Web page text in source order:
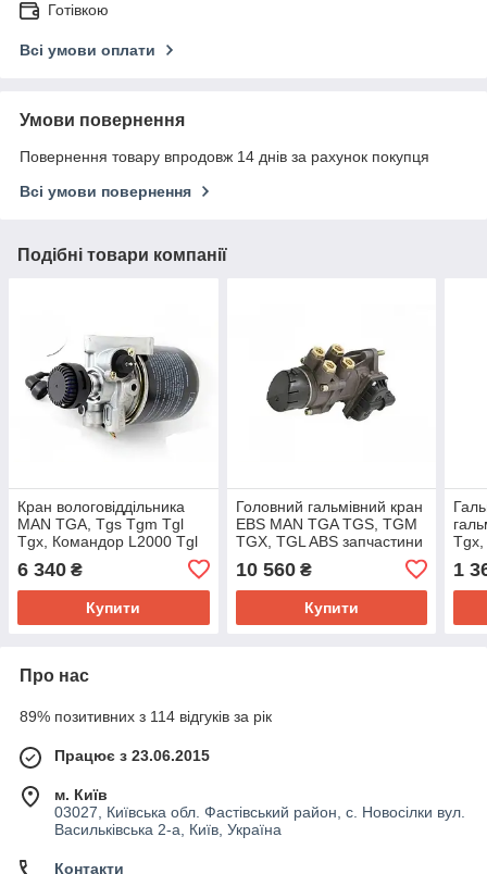
Готівкою
Всі умови оплати
Умови повернення
Повернення товару впродовж 14 днів за рахунок покупця
Всі умови повернення
Подібні товари компанії
Кран вологовіддільника
MAN TGA, Tgs Tgm Tgl
Tgx, Командор L2000 Tgl
розвантаження Wabco
Knorr
6 340 ₴
Купити
Головний гальмівний кран
EBS MAN TGA TGS, TGM
TGX, TGL ABS запчастини
10 560₴
Купити
Tgx,
1
Про нас
89% позитивних з 114 відгуків за рік
Працює з 23.06.2015
м. Київ
03027, Київська обл. Фастівський район, с. Новосілки вул.
Васильківська 2-а, Київ, Україна
Контакти